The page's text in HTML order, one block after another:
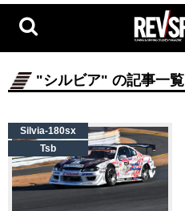
"シルビア" の記事一覧
Silvia-180sx
Tsb